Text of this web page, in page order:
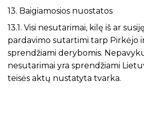
13. Baigiamosios nuostatos
13.1. Visi nesutarimai, kilę iš ar
pardavimo sutartimi tarp Pirkėjo
sprendžiami derybomis.
nesutarimai yra sprendžiami
teisės aktų nustatyta tvarka.